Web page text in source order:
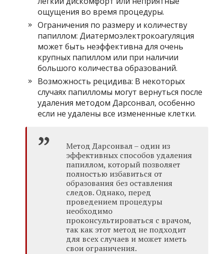
ощущения во время процедуры.
Ограничения по размеру и количеству
папиллом: Диатермоэлектрокоагуляция
может быть неэффективна для очень
крупных папиллом или при наличии
большого количества образований.
Возможность рецидива: В некоторых
случаях папилломы могут вернуться после
удаления методом Дарсонвал, особенно
если не удалены все измененные клетки.
Метод Дарсонвал – один из
эффективных способов удаления
папиллом, который позволяет
полностью избавиться от
образования без оставления
следов. Однако, перед
проведением процедуры
необходимо
проконсультироваться с врачом,
так как этот метод не подходит
для всех случаев и может иметь
свои ограничения.